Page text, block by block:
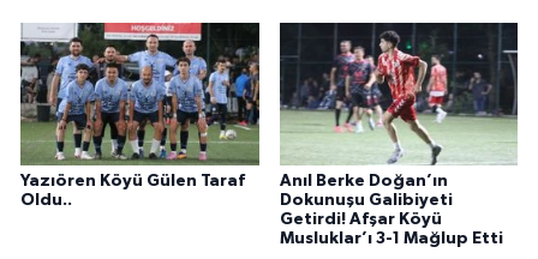
Yazıören Köyü Gülen Taraf
Oldu..
Anıl Berke Doğan’ın
Dokunuşu Galibiyeti
Getirdi! Afşar Köyü
Musluklar’ı 3-1 Mağlup Etti